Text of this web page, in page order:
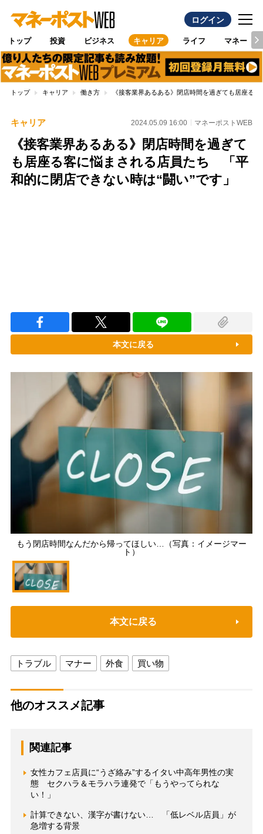
ログイン
トップ 投資 ビジネス キャリア ライフ マネー
トップ キャリア 働き方 《接客業界あるある》閉店時間を過ぎても居座る
キャリア 2024.05.09 16:00 マネーポストWEB
《接客業界あるある》閉店時間を過ぎて
も居座る客に悩まされる店員たち 「平
和的に閉店できない時は“闘い”です」
本文に戻る
もう閉店時間なんだから帰ってほしい…（写真：イメージマー
ト）
本文に戻る
トラブル マナー 外食 買い物
他のオススメ記事
関連記事
女性カフェ店員に“うざ絡み”するイタい中高年男性の実
態 セクハラ＆モラハラ連発で「もうやってられな
い！」
計算できない、漢字が書けない… 「低レベル店員」が
急増する背景